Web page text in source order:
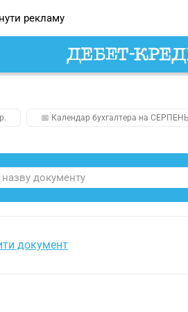
рекламу
📅 Календар бухгалтера на
документ